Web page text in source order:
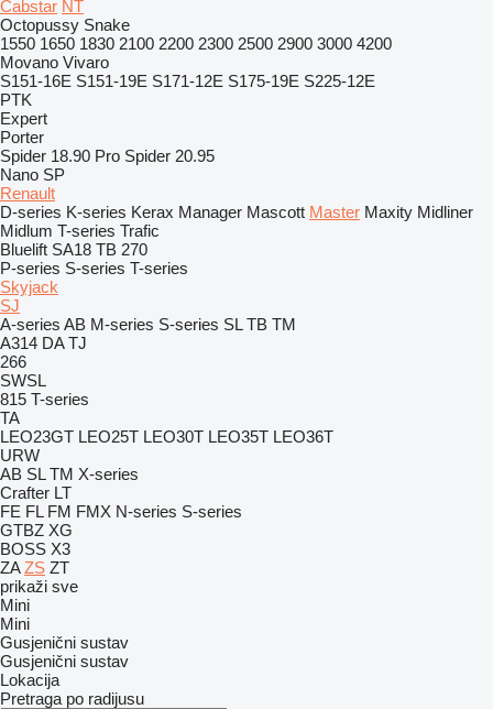
Cabstar NT
Octopussy Snake
1550 1650 1830 2100 2200 2300 2500 2900 3000 4200
Movano Vivaro
S151-16E S151-19E S171-12E S175-19E S225-12E
PTK
Expert
Porter
Spider 18.90 Pro Spider 20.95
Nano SP
Renault
D-series K-series Kerax Manager Mascott Master Maxity Midliner
Midlum T-series Trafic
Bluelift SA18 TB 270
P-series S-series T-series
Skyjack
SJ
A-series AB M-series S-series SL TB TM
A314 DA TJ
266
SWSL
815 T-series
TA
LEO23GT LEO25T LEO30T LEO35T LEO36T
URW
AB SL TM X-series
Crafter LT
FE FL FM FMX N-series S-series
GTBZ XG
BOSS X3
ZA ZS ZT
prikaži sve
Mini
Mini
Gusjenični sustav
Gusjenični sustav
Lokacija
Pretraga po radijusu